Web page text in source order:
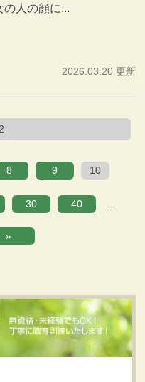
人の顔に...
2026.03.20 更新
8 9 10
30 40 ...
»